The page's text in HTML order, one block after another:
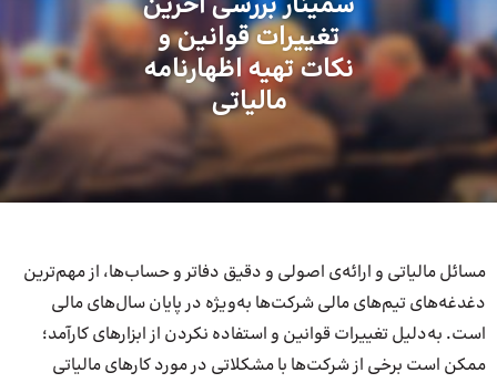
تغییرات قوانین و
نکات تهیه اظهارنامه
مالیاتی
مسائل مالیاتی و ارائه‌ی اصولی و دقیق دفاتر و حساب‌ها، از مهم‌ترین
دغدغه‌های تیم‌های مالی شرکت‌ها به‌ویژه در پایان سال‌های مالی
است. به‌دلیل تغییرات قوانین و استفاده نکردن از ابزارهای کارآمد؛
ممکن است برخی از شرکت‌ها با مشکلاتی در مورد کارهای مالیاتی